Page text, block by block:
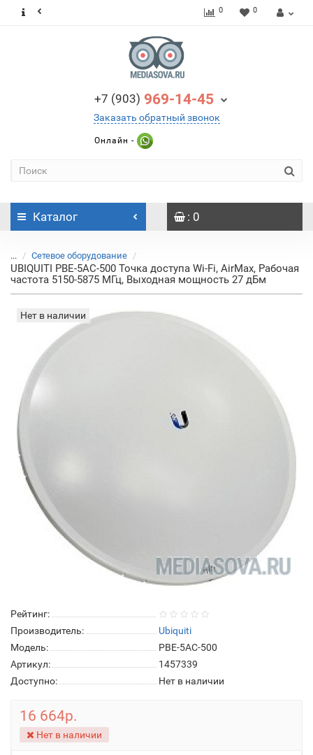
0 0
+7 (903) 969-14-45
Заказать обратный звонок
Онлайн -
Каталог : 0
... Сетевое оборудование
UBIQUITI PBE-5AC-500 Точка доступа Wi-Fi, AirMax, Рабочая
частота 5150-5875 МГц, Выходная мощность 27 дБм
Нет в наличии
Рейтинг:
Производитель:
Ubiquiti
Модель:
PBE-5AC-500
Артикул:
1457339
Доступно:
Нет в наличии
16 664р.
Нет в наличии